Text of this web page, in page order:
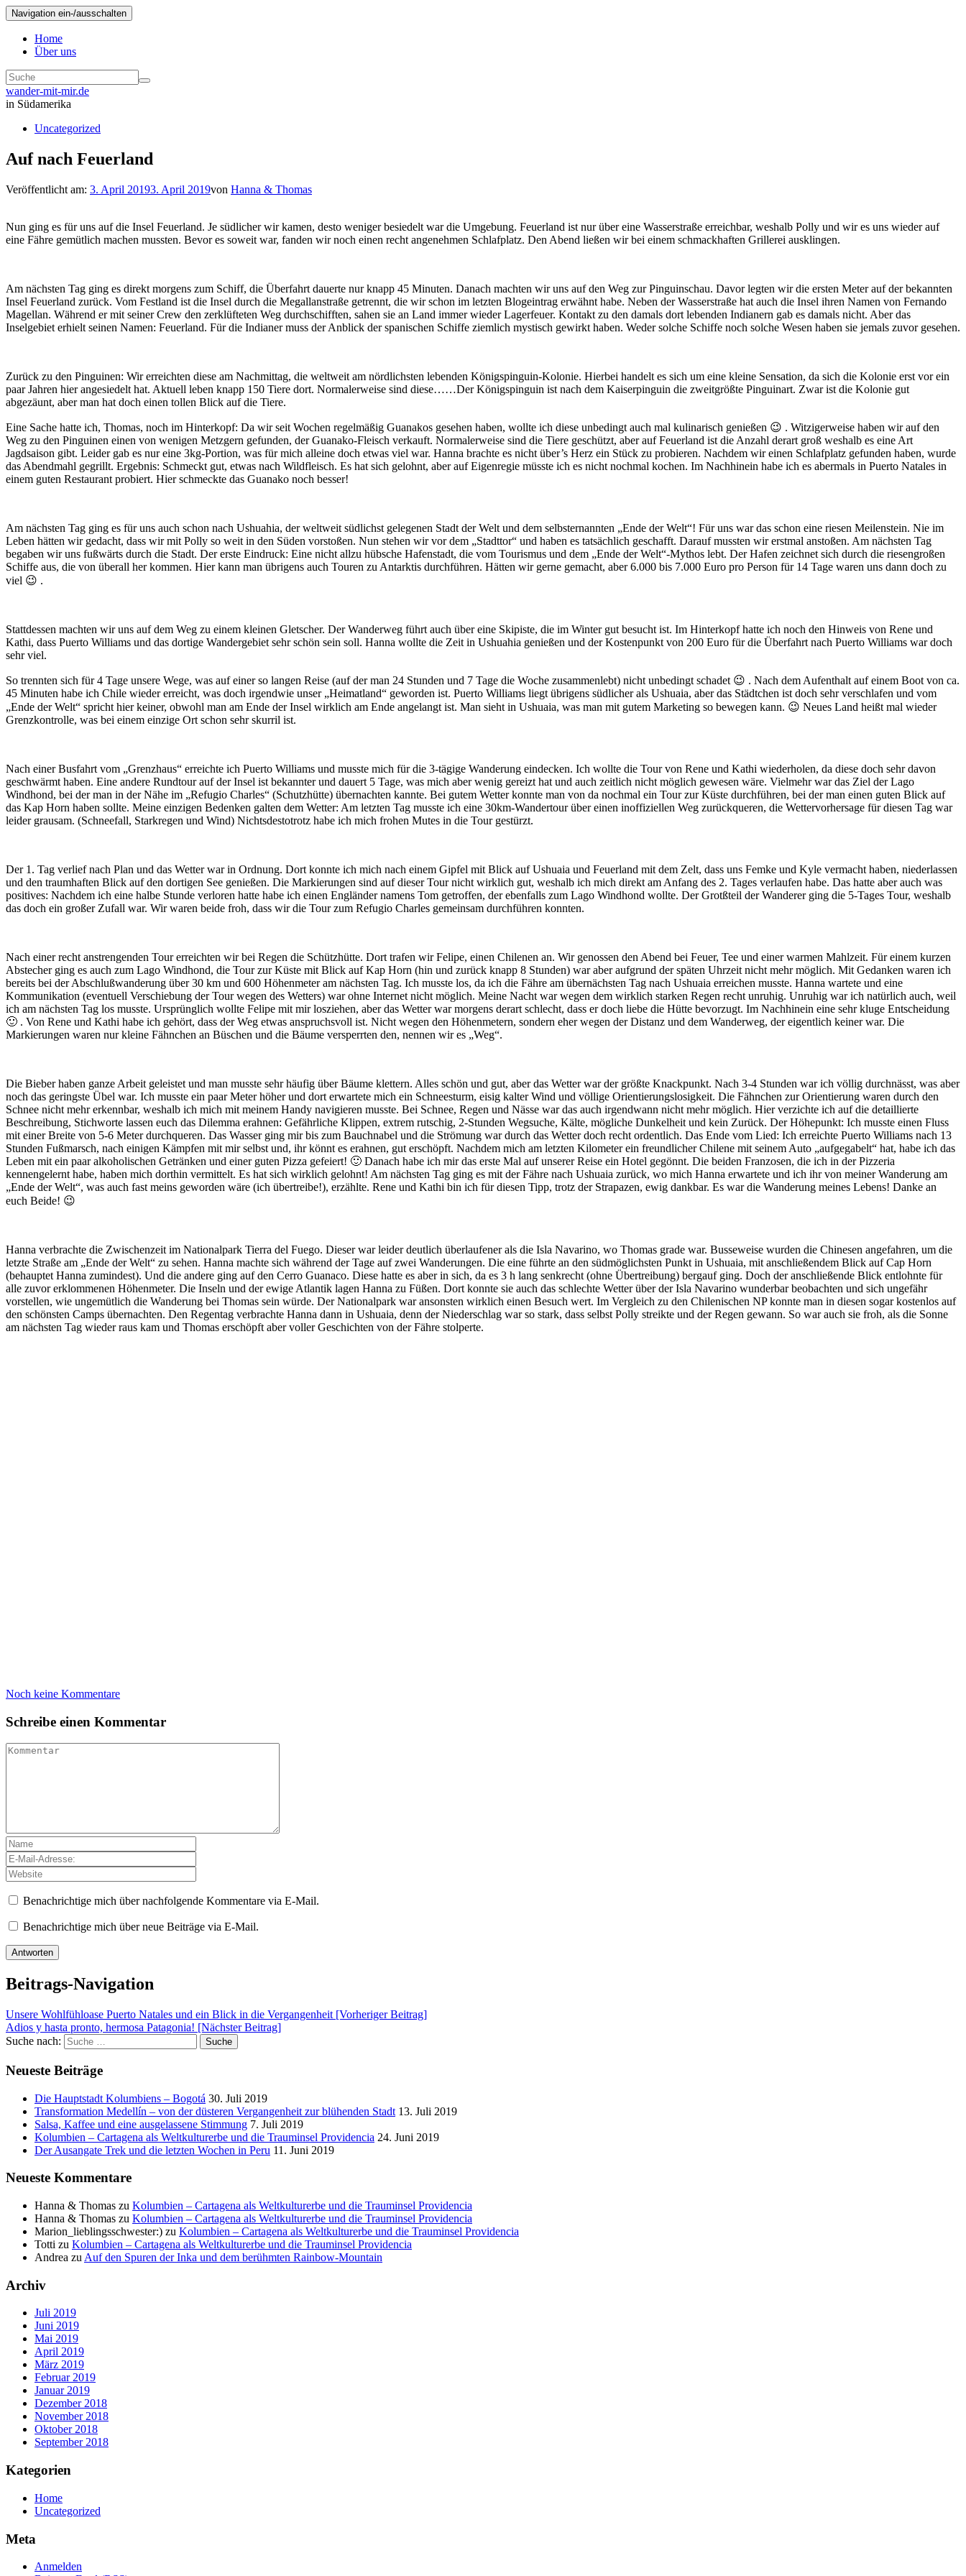
Navigation ein-/ausschalten
Home
Über uns
wander-mit-mir.de
in Südamerika
Uncategorized
Auf nach Feuerland
Veröffentlicht am: 3. April 20193. April 2019von Hanna & Thomas
Nun ging es für uns auf die Insel Feuerland. Je südlicher wir kamen, desto weniger besiedelt war die Umgebung. Feuerland ist nur über eine Wasserstraße erreichbar, weshalb Polly und wir es uns wieder auf
eine Fähre gemütlich machen mussten. Bevor es soweit war, fanden wir noch einen recht angenehmen Schlafplatz. Den Abend ließen wir bei einem schmackhaften Grillerei ausklingen.
Am nächsten Tag ging es direkt morgens zum Schiff, die Überfahrt dauerte nur knapp 45 Minuten. Danach machten wir uns auf den Weg zur Pinguinschau. Davor legten wir die ersten Meter auf der bekannten
Insel Feuerland zurück. Vom Festland ist die Insel durch die Megallanstraße getrennt, die wir schon im letzten Blogeintrag erwähnt habe. Neben der Wasserstraße hat auch die Insel ihren Namen von Fernando
Magellan. Während er mit seiner Crew den zerklüfteten Weg durchschifften, sahen sie an Land immer wieder Lagerfeuer. Kontakt zu den damals dort lebenden Indianern gab es damals nicht. Aber das
Inselgebiet erhielt seinen Namen: Feuerland. Für die Indianer muss der Anblick der spanischen Schiffe ziemlich mystisch gewirkt haben. Weder solche Schiffe noch solche Wesen haben sie jemals zuvor gesehen.
Zurück zu den Pinguinen: Wir erreichten diese am Nachmittag, die weltweit am nördlichsten lebenden Königspinguin-Kolonie. Hierbei handelt es sich um eine kleine Sensation, da sich die Kolonie erst vor ein
paar Jahren hier angesiedelt hat. Aktuell leben knapp 150 Tiere dort. Normalerweise sind diese……Der Königspinguin ist nach dem Kaiserpinguin die zweitgrößte Pinguinart. Zwar ist die Kolonie gut
abgezäunt, aber man hat doch einen tollen Blick auf die Tiere.
Eine Sache hatte ich, Thomas, noch im Hinterkopf: Da wir seit Wochen regelmäßig Guanakos gesehen haben, wollte ich diese unbedingt auch mal kulinarisch genießen 😉 . Witzigerweise haben wir auf den
Weg zu den Pinguinen einen von wenigen Metzgern gefunden, der Guanako-Fleisch verkauft. Normalerweise sind die Tiere geschützt, aber auf Feuerland ist die Anzahl derart groß weshalb es eine Art
Jagdsaison gibt. Leider gab es nur eine 3kg-Portion, was für mich alleine doch etwas viel war. Hanna brachte es nicht über’s Herz ein Stück zu probieren. Nachdem wir einen Schlafplatz gefunden haben, wurde
das Abendmahl gegrillt. Ergebnis: Schmeckt gut, etwas nach Wildfleisch. Es hat sich gelohnt, aber auf Eigenregie müsste ich es nicht nochmal kochen. Im Nachhinein habe ich es abermals in Puerto Natales in
einem guten Restaurant probiert. Hier schmeckte das Guanako noch besser!
Am nächsten Tag ging es für uns auch schon nach Ushuahia, der weltweit südlichst gelegenen Stadt der Welt und dem selbsternannten „Ende der Welt“! Für uns war das schon eine riesen Meilenstein. Nie im
Leben hätten wir gedacht, dass wir mit Polly so weit in den Süden vorstoßen. Nun stehen wir vor dem „Stadttor“ und haben es tatsächlich geschafft. Darauf mussten wir erstmal anstoßen. Am nächsten Tag
begaben wir uns fußwärts durch die Stadt. Der erste Eindruck: Eine nicht allzu hübsche Hafenstadt, die vom Tourismus und dem „Ende der Welt“-Mythos lebt. Der Hafen zeichnet sich durch die riesengroßen
Schiffe aus, die von überall her kommen. Hier kann man übrigens auch Touren zu Antarktis durchführen. Hätten wir gerne gemacht, aber 6.000 bis 7.000 Euro pro Person für 14 Tage waren uns dann doch zu
viel 😉 .
Stattdessen machten wir uns auf dem Weg zu einem kleinen Gletscher. Der Wanderweg führt auch über eine Skipiste, die im Winter gut besucht ist. Im Hinterkopf hatte ich noch den Hinweis von Rene und
Kathi, dass Puerto Williams und das dortige Wandergebiet sehr schön sein soll. Hanna wollte die Zeit in Ushuahia genießen und der Kostenpunkt von 200 Euro für die Überfahrt nach Puerto Williams war doch
sehr viel.
So trennten sich für 4 Tage unsere Wege, was auf einer so langen Reise (auf der man 24 Stunden und 7 Tage die Woche zusammenlebt) nicht unbedingt schadet 😉 . Nach dem Aufenthalt auf einem Boot von ca.
45 Minuten habe ich Chile wieder erreicht, was doch irgendwie unser „Heimatland“ geworden ist. Puerto Williams liegt übrigens südlicher als Ushuaia, aber das Städtchen ist doch sehr verschlafen und vom
„Ende der Welt“ spricht hier keiner, obwohl man am Ende der Insel wirklich am Ende angelangt ist. Man sieht in Ushuaia, was man mit gutem Marketing so bewegen kann. 😉 Neues Land heißt mal wieder
Grenzkontrolle, was bei einem einzige Ort schon sehr skurril ist.
Nach einer Busfahrt vom „Grenzhaus“ erreichte ich Puerto Williams und musste mich für die 3-tägige Wanderung eindecken. Ich wollte die Tour von Rene und Kathi wiederholen, da diese doch sehr davon
geschwärmt haben. Eine andere Rundtour auf der Insel ist bekannter und dauert 5 Tage, was mich aber wenig gereizt hat und auch zeitlich nicht möglich gewesen wäre. Vielmehr war das Ziel der Lago
Windhond, bei der man in der Nähe im „Refugio Charles“ (Schutzhütte) übernachten kannte. Bei gutem Wetter konnte man von da nochmal ein Tour zur Küste durchführen, bei der man einen guten Blick auf
das Kap Horn haben sollte. Meine einzigen Bedenken galten dem Wetter: Am letzten Tag musste ich eine 30km-Wandertour über einen inoffiziellen Weg zurückqueren, die Wettervorhersage für diesen Tag war
leider grausam. (Schneefall, Starkregen und Wind) Nichtsdestotrotz habe ich mich frohen Mutes in die Tour gestürzt.
Der 1. Tag verlief nach Plan und das Wetter war in Ordnung. Dort konnte ich mich nach einem Gipfel mit Blick auf Ushuaia und Feuerland mit dem Zelt, dass uns Femke und Kyle vermacht haben, niederlassen
und den traumhaften Blick auf den dortigen See genießen. Die Markierungen sind auf dieser Tour nicht wirklich gut, weshalb ich mich direkt am Anfang des 2. Tages verlaufen habe. Das hatte aber auch was
positives: Nachdem ich eine halbe Stunde verloren hatte habe ich einen Engländer namens Tom getroffen, der ebenfalls zum Lago Windhond wollte. Der Grotßteil der Wanderer ging die 5-Tages Tour, weshalb
das doch ein großer Zufall war. Wir waren beide froh, dass wir die Tour zum Refugio Charles gemeinsam durchführen konnten.
Nach einer recht anstrengenden Tour erreichten wir bei Regen die Schützhütte. Dort trafen wir Felipe, einen Chilenen an. Wir genossen den Abend bei Feuer, Tee und einer warmen Mahlzeit. Für einem kurzen
Abstecher ging es auch zum Lago Windhond, die Tour zur Küste mit Blick auf Kap Horn (hin und zurück knapp 8 Stunden) war aber aufgrund der späten Uhrzeit nicht mehr möglich. Mit Gedanken waren ich
bereits bei der Abschlußwanderung über 30 km und 600 Höhenmeter am nächsten Tag. Ich musste los, da ich die Fähre am übernächsten Tag nach Ushuaia erreichen musste. Hanna wartete und eine
Kommunikation (eventuell Verschiebung der Tour wegen des Wetters) war ohne Internet nicht möglich. Meine Nacht war wegen dem wirklich starken Regen recht unruhig. Unruhig war ich natürlich auch, weil
ich am nächsten Tag los musste. Ursprünglich wollte Felipe mit mir losziehen, aber das Wetter war morgens derart schlecht, dass er doch liebe die Hütte bevorzugt. Im Nachhinein eine sehr kluge Entscheidung
🙂 . Von Rene und Kathi habe ich gehört, dass der Weg etwas anspruchsvoll ist. Nicht wegen den Höhenmetern, sondern eher wegen der Distanz und dem Wanderweg, der eigentlich keiner war. Die
Markierungen waren nur kleine Fähnchen an Büschen und die Bäume versperrten den, nennen wir es „Weg“.
Die Bieber haben ganze Arbeit geleistet und man musste sehr häufig über Bäume klettern. Alles schön und gut, aber das Wetter war der größte Knackpunkt. Nach 3-4 Stunden war ich völlig durchnässt, was aber
noch das geringste Übel war. Ich musste ein paar Meter höher und dort erwartete mich ein Schneesturm, eisig kalter Wind und völlige Orientierungslosigkeit. Die Fähnchen zur Orientierung waren durch den
Schnee nicht mehr erkennbar, weshalb ich mich mit meinem Handy navigieren musste. Bei Schnee, Regen und Nässe war das auch irgendwann nicht mehr möglich. Hier verzichte ich auf die detaillierte
Beschreibung, Stichworte lassen euch das Dilemma erahnen: Gefährliche Klippen, extrem rutschig, 2-Stunden Wegsuche, Kälte, mögliche Dunkelheit und kein Zurück. Der Höhepunkt: Ich musste einen Fluss
mit einer Breite von 5-6 Meter durchqueren. Das Wasser ging mir bis zum Bauchnabel und die Strömung war durch das Wetter doch recht ordentlich. Das Ende vom Lied: Ich erreichte Puerto Williams nach 13
Stunden Fußmarsch, nach einigen Kämpfen mit mir selbst und, ihr könnt es erahnen, gut erschöpft. Nachdem mich am letzten Kilometer ein freundlicher Chilene mit seinem Auto „aufgegabelt“ hat, habe ich das
Leben mit ein paar alkoholischen Getränken und einer guten Pizza gefeiert! 🙂 Danach habe ich mir das erste Mal auf unserer Reise ein Hotel gegönnt. Die beiden Franzosen, die ich in der Pizzeria
kennengelernt habe, haben mich dorthin vermittelt. Es hat sich wirklich gelohnt! Am nächsten Tag ging es mit der Fähre nach Ushuaia zurück, wo mich Hanna erwartete und ich ihr von meiner Wanderung am
„Ende der Welt“, was auch fast meins geworden wäre (ich übertreibe!), erzählte. Rene und Kathi bin ich für diesen Tipp, trotz der Strapazen, ewig dankbar. Es war die Wanderung meines Lebens! Danke an
euch Beide! 😉
Hanna verbrachte die Zwischenzeit im Nationalpark Tierra del Fuego. Dieser war leider deutlich überlaufener als die Isla Navarino, wo Thomas grade war. Busseweise wurden die Chinesen angefahren, um die
letzte Straße am „Ende der Welt“ zu sehen. Hanna machte sich während der Tage auf zwei Wanderungen. Die eine führte an den südmöglichsten Punkt in Ushuaia, mit anschließendem Blick auf Cap Horn
(behauptet Hanna zumindest). Und die andere ging auf den Cerro Guanaco. Diese hatte es aber in sich, da es 3 h lang senkrecht (ohne Übertreibung) bergauf ging. Doch der anschließende Blick entlohnte für
alle zuvor erklommenen Höhenmeter. Die Inseln und der ewige Atlantik lagen Hanna zu Füßen. Dort konnte sie auch das schlechte Wetter über der Isla Navarino wunderbar beobachten und sich ungefähr
vorstellen, wie ungemütlich die Wanderung bei Thomas sein würde. Der Nationalpark war ansonsten wirklich einen Besuch wert. Im Vergleich zu den Chilenischen NP konnte man in diesen sogar kostenlos auf
den schönsten Camps übernachten. Den Regentag verbrachte Hanna dann in Ushuaia, denn der Niederschlag war so stark, dass selbst Polly streikte und der Regen gewann. So war auch sie froh, als die Sonne
am nächsten Tag wieder raus kam und Thomas erschöpft aber voller Geschichten von der Fähre stolperte.
Noch keine Kommentare
Schreibe einen Kommentar
Benachrichtige mich über nachfolgende Kommentare via E-Mail.
Benachrichtige mich über neue Beiträge via E-Mail.
Beitrags-Navigation
Unsere Wohlfühloase Puerto Natales und ein Blick in die Vergangenheit [Vorheriger Beitrag]
Adios y hasta pronto, hermosa Patagonia! [Nächster Beitrag]
Suche nach:
Suche
Neueste Beiträge
Die Hauptstadt Kolumbiens – Bogotá 30. Juli 2019
Transformation Medellín – von der düsteren Vergangenheit zur blühenden Stadt 13. Juli 2019
Salsa, Kaffee und eine ausgelassene Stimmung 7. Juli 2019
Kolumbien – Cartagena als Weltkulturerbe und die Trauminsel Providencia 24. Juni 2019
Der Ausangate Trek und die letzten Wochen in Peru 11. Juni 2019
Neueste Kommentare
Hanna & Thomas zu Kolumbien – Cartagena als Weltkulturerbe und die Trauminsel Providencia
Hanna & Thomas zu Kolumbien – Cartagena als Weltkulturerbe und die Trauminsel Providencia
Marion_lieblingsschwester:) zu Kolumbien – Cartagena als Weltkulturerbe und die Trauminsel Providencia
Totti zu Kolumbien – Cartagena als Weltkulturerbe und die Trauminsel Providencia
Andrea zu Auf den Spuren der Inka und dem berühmten Rainbow-Mountain
Archiv
Juli 2019
Juni 2019
Mai 2019
April 2019
März 2019
Februar 2019
Januar 2019
Dezember 2018
November 2018
Oktober 2018
September 2018
Kategorien
Home
Uncategorized
Meta
Anmelden